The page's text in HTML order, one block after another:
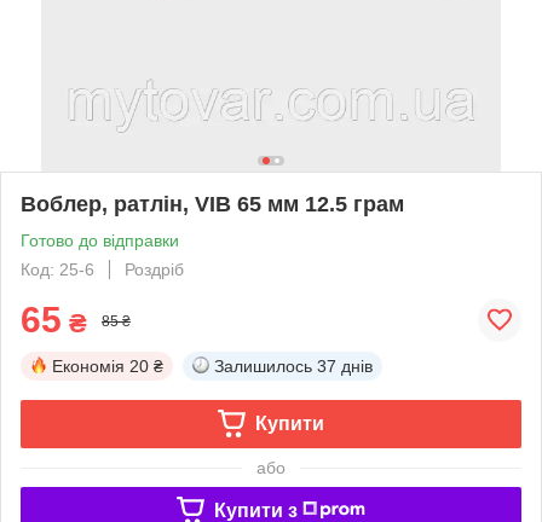
Воблер, ратлін, VIB 65 мм 12.5 грам
Готово до відправки
Код: 25-6
Роздріб
65 ₴ 85 ₴
Економія 20 ₴ Залишилось 37 днів
Купити
або
Купити з